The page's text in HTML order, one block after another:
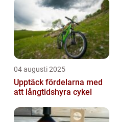
04 augusti 2025
Upptäck fördelarna med
att långtidshyra cykel